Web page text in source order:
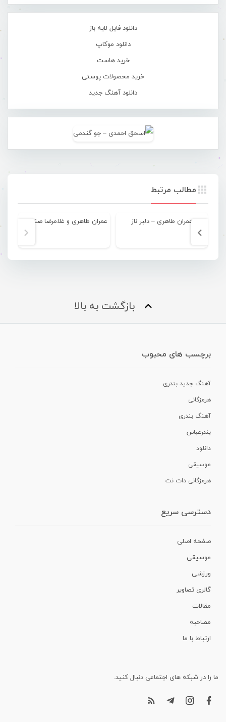
دانلود فایل لایه باز
دانلود موکاپ
خرید هاست
خرید محصولات پوستی
دانلود آهنگ جدید
مطالب مرتبط
عمران طاهری – دلبر ناز
بازگشت به بالا
برچسب های محبوب
آهنگ جدید بندری
هرمزگانی
آهنگ بندری
بندرعباس
دانلود
موسیقی
هرمزگانی دات نت
دسترسی سریع
صفحه اصلی
موسیقی
ورزشی
گالری تصاویر
مقالات
مصاحبه
ارتباط با ما
ما را در شبکه های اجتماعی دنبال کنید.